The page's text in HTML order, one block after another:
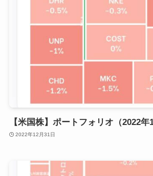
【米国株】ポートフォリオ（2022年
2022年12月31日